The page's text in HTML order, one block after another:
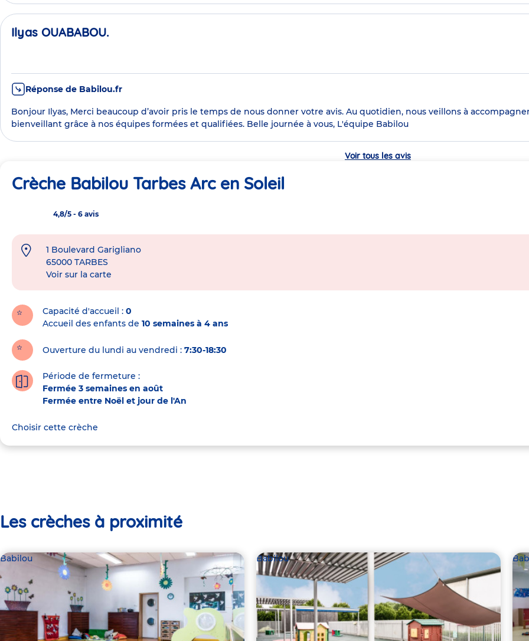
Ilyas OUABABOU.
Réponse de Babilou.fr
Bonjour Ilyas, Merci beaucoup d’avoir pris le temps de nous donner votre avis. Au quotidien, nous veillons à
bienveillant grâce à nos équipes formées et qualifiées. Belle journée à vous, L'équipe Babilou
Voir tous les avis
Crèche Babilou Tarbes Arc en Soleil
4,8/5 - 6 avis
Adresse
1 Boulevard Garigliano
65000 TARBES
Voir sur la carte
Capacité d'accueil
0
Accueil des enfants de 10 semaines à 4 ans
Ouverture du lundi au vendredi : 7:30-18:30
Période de fermeture :
Fermée 3 semaines en août
Fermée entre Noël et jour de l'An
Choisir cette crèche
Les crèches à proximité
Babilou Babilou